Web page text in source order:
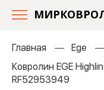
Главная Ege
Ковролин EGE
RF52953949